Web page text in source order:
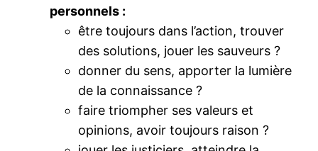
personnels :
être toujours dans l’action, trouver
des solutions, jouer les sauveurs ?
donner du sens, apporter la lumière
de la connaissance ?
faire triompher ses valeurs et
opinions, avoir toujours raison ?